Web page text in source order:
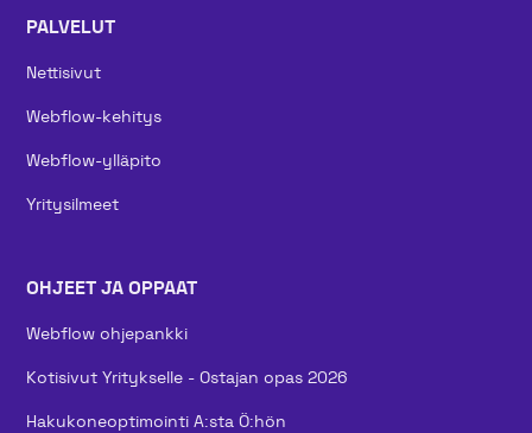
PALVELUT
Nettisivut
Webflow-kehitys
Webflow-ylläpito
Yritysilmeet
OHJEET JA OPPAAT
Webflow ohjepankki
Kotisivut Yritykselle - Ostajan opas 2026
Hakukoneoptimointi A:sta Ö:hön